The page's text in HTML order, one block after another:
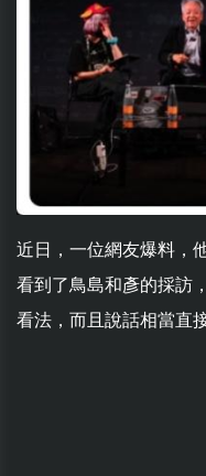
近日，一位網友爆料，
看到了鳥島和彥的採訪
看法，而且說話相當直